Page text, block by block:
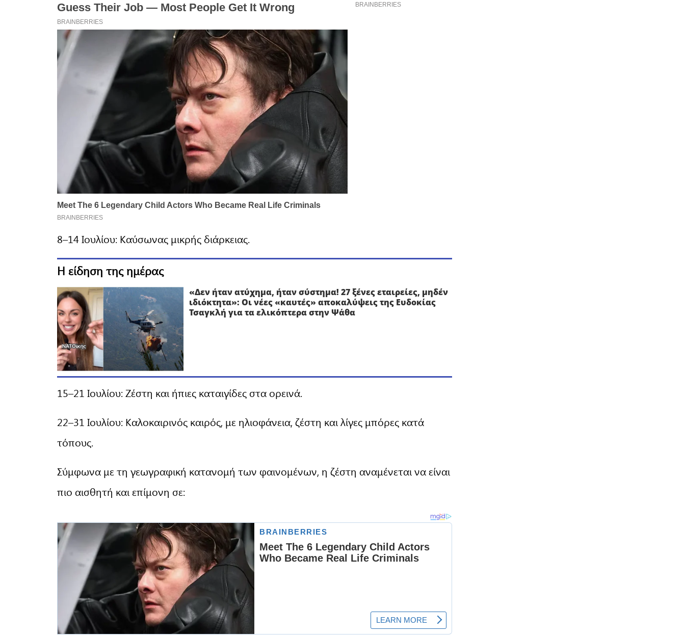
8–14 Ιουλίου: Καύσωνας μικρής διάρκειας.
Η είδηση της ημέρας
«Δεν ήταν ατύχημα, ήταν σύστημα! 27 ξένες εταιρείες, μηδέν
ιδιόκτητα»: Οι νέες «καυτές» αποκαλύψεις της Ευδοκίας
Τσαγκλή για τα ελικόπτερα στην Ψάθα
15–21 Ιουλίου: Ζέστη και ήπιες καταιγίδες στα ορεινά.
22–31 Ιουλίου: Καλοκαιρινός καιρός, με ηλιοφάνεια, ζέστη και λίγες μπόρες κατά
τόπους.
Σύμφωνα με τη γεωγραφική κατανομή των φαινομένων, η ζέστη αναμένεται να είναι
πιο αισθητή και επίμονη σε: